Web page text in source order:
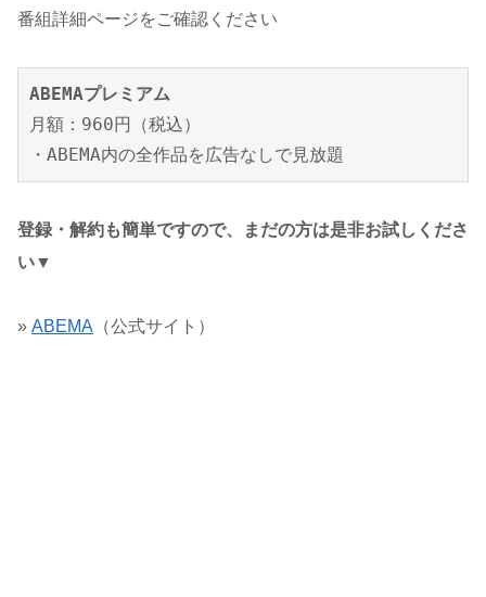
番組詳細ページをご確認ください
ABEMAプレミアム
月額：960円（税込）
・ABEMA内の全作品を広告なしで見放題
登録・解約も簡単ですので、まだの方は是非お試しくださ
い▼
» ABEMA （公式サイト）